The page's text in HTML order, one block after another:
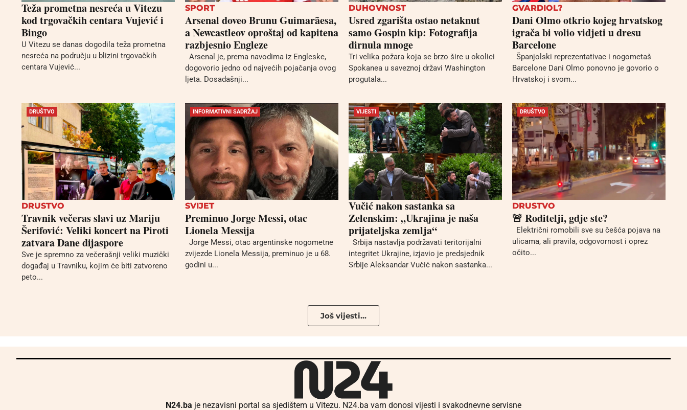
Teža prometna nesreća u Vitezu
kod trgovačkih centara Vujević i
Bingo
U Vitezu se danas dogodila teža prometna
nesreća na području u blizini trgovačkih
centara Vujević...
SPORT
Arsenal doveo Brunu Guimarãesa,
a Newcastleov oproštaj od kapitena
razbjesnio Engleze
Arsenal je, prema navodima iz Engleske,
dogovorio jedno od najvećih pojačanja ovog
ljeta. Dosadašnji...
DUHOVNOST
Usred zgarišta ostao netaknut
samo Gospin kip: Fotografija
dirnula mnoge
Tri velika požara koja se brzo šire u okolici
Spokanea u saveznoj državi Washington
progutala...
GVARDIOL?
Dani Olmo otkrio kojeg hrvatskog
igrača bi volio vidjeti u dresu
Barcelone
Španjolski reprezentativac i nogometaš
Barcelone Dani Olmo ponovno je govorio o
Hrvatskoj i svom...
DRUŠTVO
DRUSTVO
Travnik večeras slavi uz Mariju
Šerifović: Veliki koncert na Piroti
zatvara Dane dijaspore
Sve je spremno za večerašnji veliki muzički
događaj u Travniku, kojim će biti zatvoreno
peto...
INFORMATIVNI SADRŽAJ
SVIJET
Preminuo Jorge Messi, otac
Lionela Messija
Jorge Messi, otac argentinske nogometne
zvijezde Lionela Messija, preminuo je u 68.
godini u...
VIJESTI
Vučić nakon sastanka sa
Zelenskim: „Ukrajina je naša
prijateljska zemlja“
Srbija nastavlja podržavati teritorijalni
integritet Ukrajine, izjavio je predsjednik
Srbije Aleksandar Vučić nakon sastanka...
DRUŠTVO
DRUSTVO
🚨 Roditelji, gdje ste?
Električni romobili sve su češća pojava na
ulicama, ali pravila, odgovornost i oprez
očito...
Još vijesti...
N24.ba je nezavisni portal sa sjedištem u Vitezu. N24.ba vam donosi vijesti i svakodnevne servisne